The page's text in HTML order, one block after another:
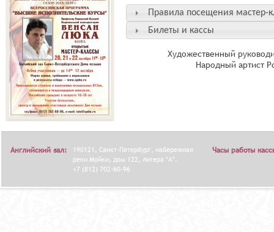
Правила посещения мастер-
Билеты и кассы
Художественный
Народный артист
Английский зал:
190121, Санкт-Петербург, набережная
реки Мойки, дом 122, литера "А".
+7 (812) 702-60-96
Часы работы